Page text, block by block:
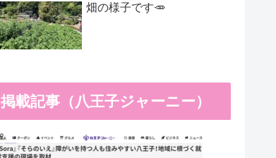
畑の様子です🥕
掲載記事（八王子ジャーニー）